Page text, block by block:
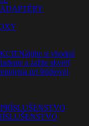
Nájdite si vhodnú
a zažite skvelý
pri štúdiovej,